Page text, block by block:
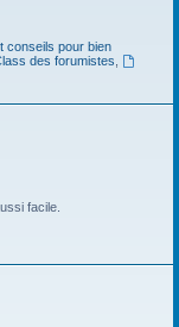
conseils pour bien
des forumistes
facile.